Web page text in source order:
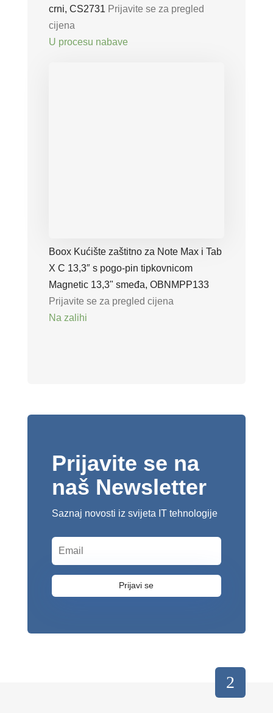
crni, CS2731 Prijavite se za pregled
cijena
U procesu nabave
Boox Kućište zaštitno za Note Max i Tab
X C 13,3″ s pogo-pin tipkovnicom
Magnetic 13,3" smeđa, OBNMPP133
Prijavite se za pregled cijena
Na zalihi
Prijavite se na
naš Newsletter
Saznaj novosti iz svijeta IT tehnologije
Prijavi se